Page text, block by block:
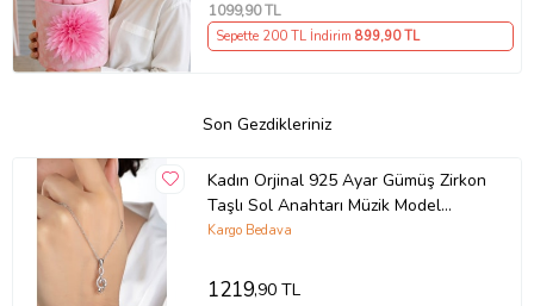
1099,90 TL
Sepette 200 TL İndirim 899,90 TL
Son Gezdikleriniz
Kadın Orjinal 925 Ayar Gümüş Zirkon
Taşlı Sol Anahtarı Müzik Model
Kolye (Gümüş)
Kargo Bedava
1219,90 TL